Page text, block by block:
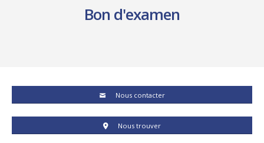
Bon d'examen
Nous contacter
Nous trouver